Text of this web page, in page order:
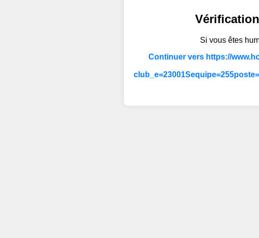
Si vous êtes
Continuer vers https://